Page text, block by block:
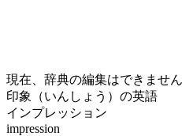
現在、辞典の編集はできません
印象（いんしょう）の英語
インプレッション
impression